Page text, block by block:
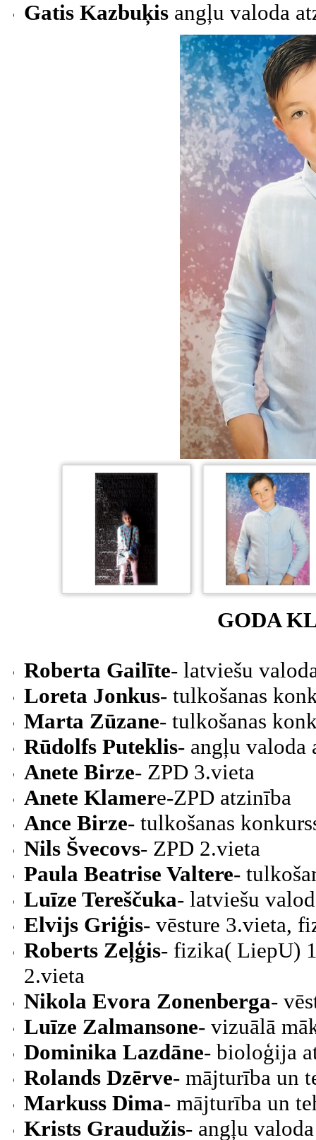
Gatis Kazbuķis angļu valoda
GODA
Roberta Gailīte- latviešu
Loreta Jonkus- tulkošanas
Marta Zūzane- tulkošanas
Rūdolfs Puteklis- angļu valoda
Anete Birze- ZPD 3.vieta
Anete Klamere-ZPD atzinība
Ance Birze- tulkošanas
Nils Švecovs- ZPD 2.vieta
Paula Beatrise Valtere-
Luīze Tereščuka- latviešu
Elvijs Griģis- vēsture 3.vieta,
Roberts Zeļģis- fizika( LiepU)
2.vieta
Nikola Evora Zonenberga-
Luīze Zalmansone- vizuālā
Dominika Lazdāne- bioloģija
Rolands Dzērve- mājturība un
Markuss Dima- mājturība un
Krists Graudužis- angļu